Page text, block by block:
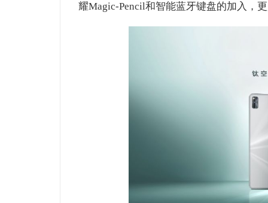
耀Magic-Pencil和智能蓝牙键盘的加入，